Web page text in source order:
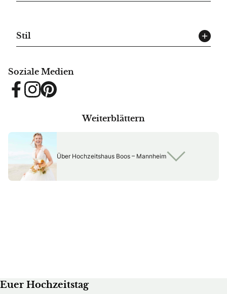
Stil
Soziale Medien
Facebook
Instagram
Pinterest
Weiterblättern
Über Hochzeitshaus Boos – Mannheim
Euer Hochzeitstag